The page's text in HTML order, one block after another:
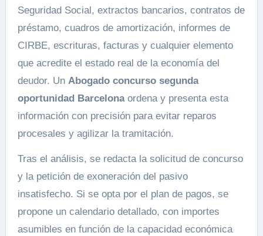
Seguridad Social, extractos bancarios, contratos de
préstamo, cuadros de amortización, informes de
CIRBE, escrituras, facturas y cualquier elemento
que acredite el estado real de la economía del
deudor. Un Abogado concurso segunda
oportunidad Barcelonaordena y presenta esta
información con precisión para evitar reparos
procesales y agilizar la tramitación.
Tras el análisis, se redacta la solicitud de concurso
y la petición de exoneración del pasivo
insatisfecho. Si se opta por el plan de pagos, se
propone un calendario detallado, con importes
asumibles en función de la capacidad económica